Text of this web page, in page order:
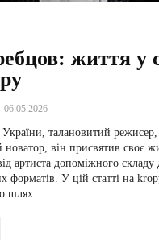
життя у
06.05.2026
талановитий
він присвятив своє
артиста допоміжного складу
форматів. У цій статті на
шлях...